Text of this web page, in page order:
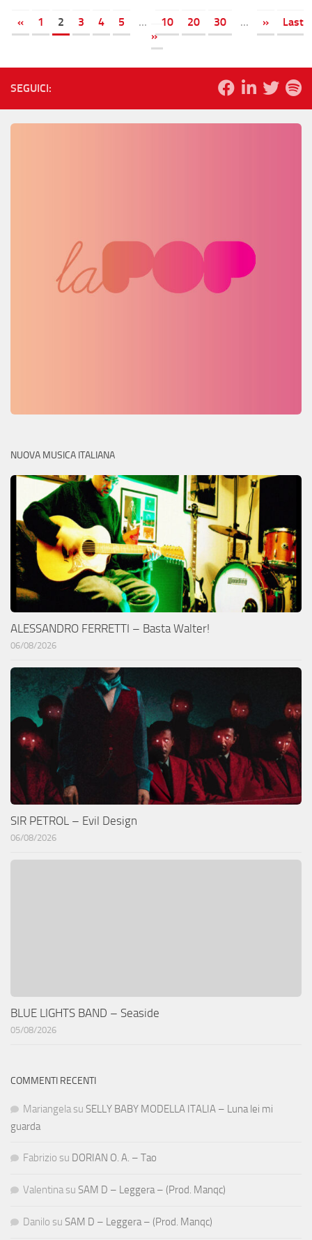
« 1 2 3 4 5 ... 10 20 30 ... »
Last
»
SEGUICI:
NUOVA MUSICA ITALIANA
ALESSANDRO FERRETTI – Basta Walter!
06/08/2026
SIR PETROL – Evil Design
06/08/2026
BLUE LIGHTS BAND – Seaside
05/08/2026
COMMENTI RECENTI
Mariangela su SELLY BABY MODELLA ITALIA – Luna lei mi
guarda
Fabrizio su DORIAN O. A. – Tao
Valentina su SAM D – Leggera – (Prod. Manqc)
Danilo su SAM D – Leggera – (Prod. Manqc)